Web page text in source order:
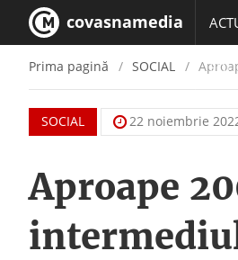
covasnamedia
Prima pagină SOCIAL
SOCIAL 22 noiembrie
Aproape
intermediul